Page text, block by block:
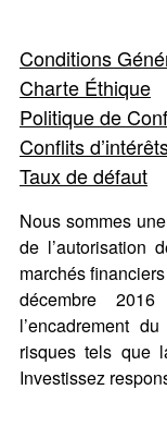
Conditions
Charte Éthique
Politique de
Conflits
Taux de défaut
Nous sommes
de l’autorisation
marchés
décembre
l’encadrement
risques tels que
Investissez